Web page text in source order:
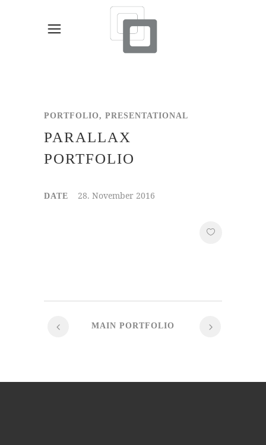
PORTFOLIO, PRESENTATIONAL
PARALLAX
PORTFOLIO
DATE 28. November 2016
MAIN PORTFOLIO